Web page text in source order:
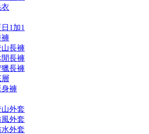
1加1
褲
山長褲
閒長褲
獵長褲
層
身褲
外套
風外套
水外套